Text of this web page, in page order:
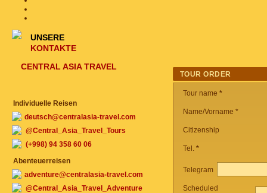
TOUR ORDER
Tour name *
Name/Vorname *
Citizenship
Tel. *
Telegram
Scheduled
UNSERE
KONTAKTE
CENTRAL ASIA TRAVEL
Individuelle Reisen
deutsch@centralasia-travel.com
@Central_Asia_Travel_Tours
(+998) 94 358 60 06
Abenteuerreisen
adventure@centralasia-travel.com
@Central_Asia_Travel_Adventure